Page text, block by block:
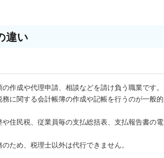
違い
作成や代理申請、相談などを請け負う職業です。
に関する会計帳簿の作成や記帳を行うのが一般的
住民税、従業員毎の支払総括表、支払報告書の電
ため、税理士以外は代行できません。